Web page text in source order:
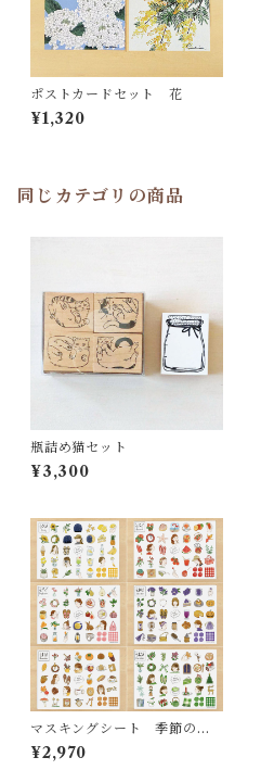
ポストカードセット 花
¥1,320
同じカテゴリの商品
瓶詰め猫セット
¥3,300
マスキングシート 季節のモ
チーフ 6ヶ月分（7月～12
月）
¥2,970